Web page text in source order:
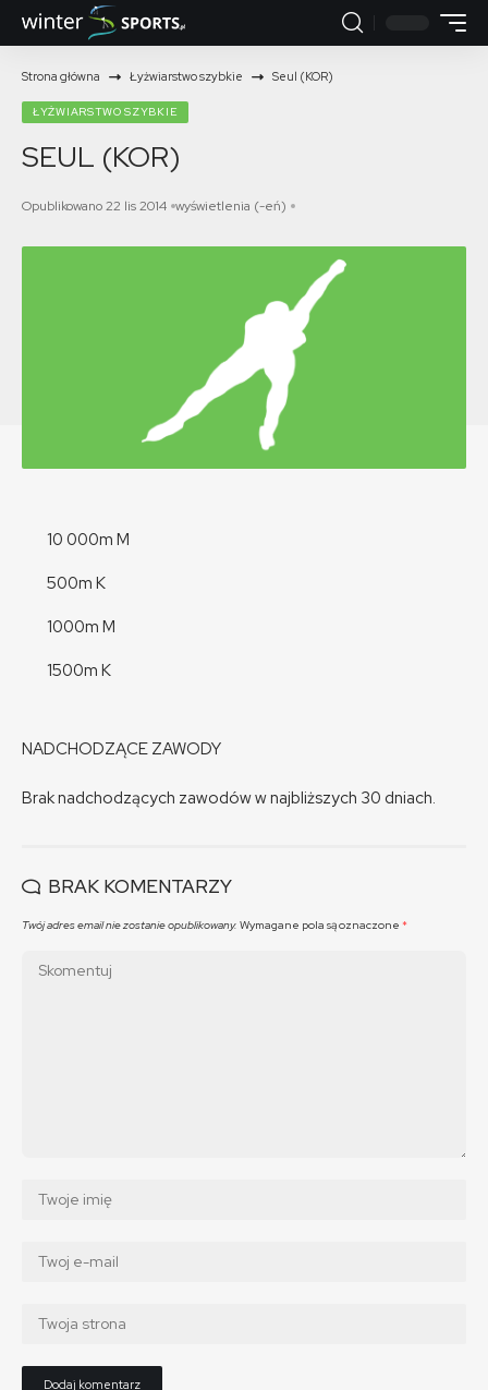
Strona główna Łyżwiarstwo szybkie Seul (KOR)
ŁYŻWIARSTWO SZYBKIE
SEUL (KOR)
Opublikowano 22 lis 2014 wyświetlenia (-eń)
10 000m M
500m K
1000m M
1500m K
NADCHODZĄCE ZAWODY
Brak nadchodzących zawodów w najbliższych 30 dniach.
BRAK KOMENTARZY
Twój adres email nie zostanie opublikowany. Wymagane pola są oznaczone *